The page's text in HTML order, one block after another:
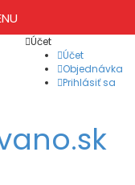
Účet
Účet
Objednávka
Prihlásiť sa